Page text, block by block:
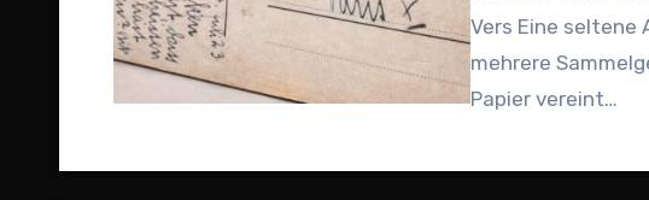
Vers Eine seltene
mehrere
Papier vereint…